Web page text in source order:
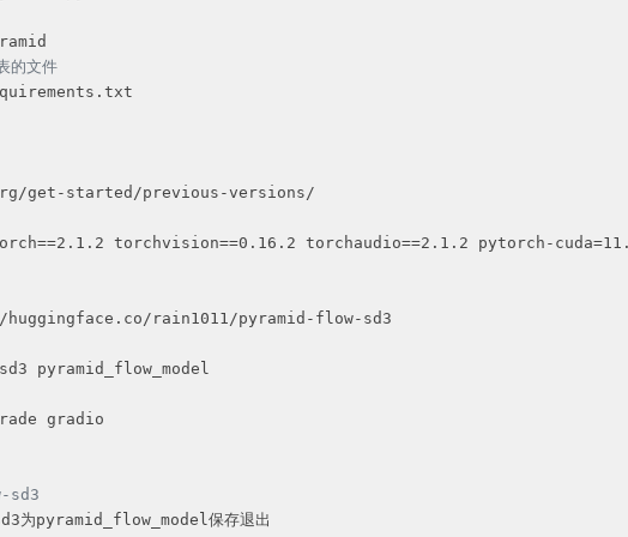
的文件
torchvision==0.16.2 torchaudio==2.1.2 pytorch-
sd3